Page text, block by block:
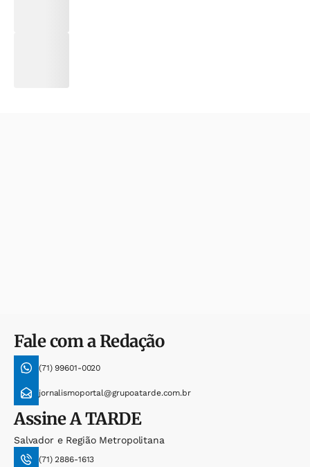
Fale com a Redação
(71) 99601-0020
jornalismoportal@grupoatarde.com.br
AssineA TARDE
Salvador e Região Metropolitana
(71) 2886-1613